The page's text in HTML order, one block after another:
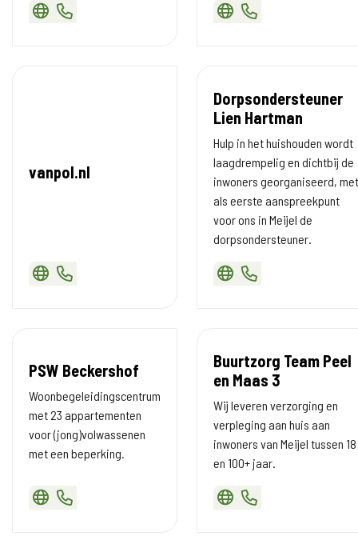
vanpol.nl
Dorpsondersteuner
Lien Hartman
Hulp in het huishouden wordt
laagdrempelig en dichtbij de
inwoners georganiseerd, met
als eerste aanspreekpunt
voor ons in Meijel de
dorpsondersteuner.
PSW Beckershof
Woonbegeleidingscentrum
met 23 appartementen
voor (jong)volwassenen
met een beperking.
Buurtzorg Team Peel
en Maas 3
Wij leveren verzorging en
verpleging aan huis aan
inwoners van Meijel tussen 18
en 100+ jaar.